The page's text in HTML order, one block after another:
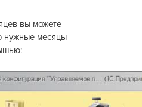
вы можете
нужные месяцы